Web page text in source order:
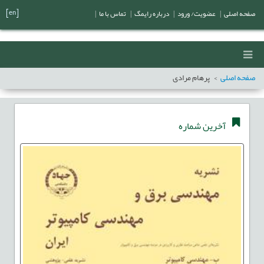
صفحه اصلی پرهام مرادی
آخرین شماره
صفحه اصلی عضویت/ ورود درباره رایمگ تماس با ما